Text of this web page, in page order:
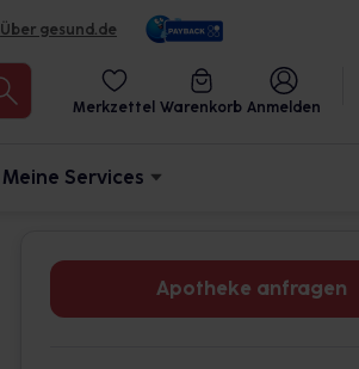
Über gesund.de
Merkzettel Warenkorb Anmelden
Meine Services
Apotheke anfragen